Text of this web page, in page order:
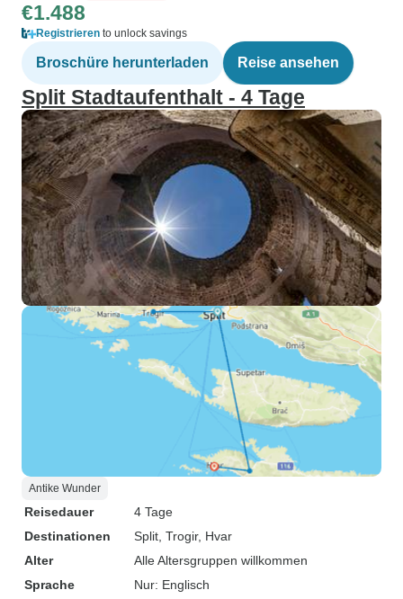
€1.488
Registrieren to unlock savings
Broschüre herunterladen Reise ansehen
Split Stadtaufenthalt - 4 Tage
Antike Wunder
Reisedauer
4 Tage
Destinationen
Split , Trogir, Hvar
Alter
Alle Altersgruppen willkommen
Sprache
Nur: Englisch